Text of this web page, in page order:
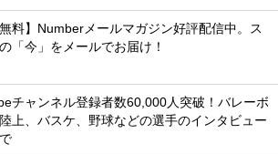
無料】Numberメールマガジン好評配信中。ス
「今」をメールでお届け！
チャンネル登録者数60,000人突破！バレーボ
上、バスケ、野球などの選手のインタビュー